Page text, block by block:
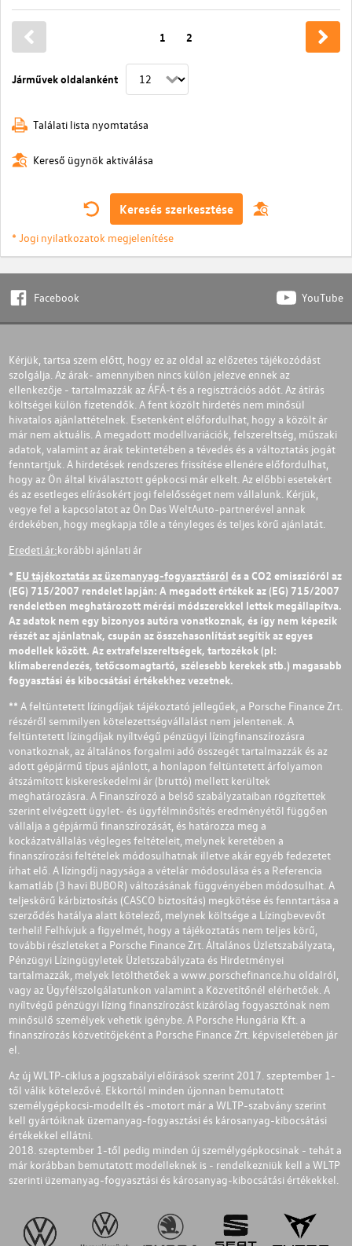
Járművek oldalanként
1 2
Találati lista nyomtatása
Kereső ügynök aktiválása
Keresés szerkesztése
* Jogi nyilatkozatok megjelenítése
Facebook YouTube
Kérjük, tartsa szem előtt, hogy ez az oldal az előzetes tájékozódást
szolgálja. Az árak- amennyiben nincs külön jelezve ennek az
ellenkezője - tartalmazzák az ÁFÁ-t és a regisztrációs adót. Az átírás
költségei külön fizetendők. A fent közölt hirdetés nem minősül
hivatalos ajánlattételnek. Esetenként előfordulhat, hogy a közölt ár
már nem aktuális. A megadott modellvariációk, felszereltség, műszaki
adatok, valamint az árak tekintetében a tévedés és a változtatás jogát
fenntartjuk. A hirdetések rendszeres frissítése ellenére előfordulhat,
hogy az Ön által kiválasztott gépkocsi már elkelt. Az előbbi esetekért
és az esetleges elírásokért jogi felelősséget nem vállalunk. Kérjük,
vegye fel a kapcsolatot az Ön Das WeltAuto-partnerével annak
érdekében, hogy megkapja tőle a tényleges és teljes körű ajánlatát.
Eredeti ár:korábbi ajánlati ár
* EU tájékoztatás az üzemanyag-fogyasztásról és a CO2 emisszióról az
(EG) 715/2007 rendelet lapján: A megadott értékek az (EG) 715/2007
rendeletben meghatározott mérési módszerekkel lettek megállapítva.
Az adatok nem egy bizonyos autóra vonatkoznak, és így nem képezik
részét az ajánlatnak, csupán az összehasonlítást segítik az egyes
modellek között. Az extrafelszereltségek, tartozékok (pl:
klímaberendezés, tetőcsomagtartó, szélesebb kerekek stb.) magasabb
fogyasztási és kibocsátási értékekhez vezetnek.
** A feltüntetett lízingdíjak tájékoztató jellegűek, a Porsche Finance Zrt.
részéről semmilyen kötelezettségvállalást nem jelentenek. A
feltüntetett lízingdíjak nyíltvégű pénzügyi lízingfinanszírozásra
vonatkoznak, az általános forgalmi adó összegét tartalmazzák és az
adott gépjármű típus ajánlott, a honlapon feltüntetett árfolyamon
átszámított kiskereskedelmi ár (bruttó) mellett kerültek
meghatározásra. A Finanszírozó a belső szabályzataiban rögzítettek
szerint elvégzett ügylet- és ügyfélminősítés eredményétől függően
vállalja a gépjármű finanszírozását, és határozza meg a
kockázatvállalás végleges feltételeit, melynek keretében a
finanszírozási feltételek módosulhatnak illetve akár egyéb fedezetet
írhat elő. A lízingdíj nagysága a vételár módosulása és a Referencia
kamatláb (3 havi BUBOR) változásának függvényében módosulhat. A
teljeskörű kárbiztosítás (CASCO biztosítás) megkötése és fenntartása a
szerződés hatálya alatt kötelező, melynek költsége a Lízingbevevőt
terheli! Felhívjuk a figyelmét, hogy a tájékoztatás nem teljes körű,
további részleteket a Porsche Finance Zrt. Általános Üzletszabályzata,
Pénzügyi Lízingügyletek Üzletszabályzata és Hirdetményei
tartalmazzák, melyek letölthetőek a www.porschefinance.hu oldalról,
vagy az Ügyfélszolgálatunkon valamint a Közvetítőnél elérhetőek. A
nyíltvégű pénzügyi lízing finanszírozást kizárólag fogyasztónak nem
minősülő személyek vehetik igénybe. A Porsche Hungária Kft. a
finanszírozás közvetítőjeként a Porsche Finance Zrt. képviseletében jár
el.
Az új WLTP-ciklus a jogszabályi előírások szerint 2017. szeptember 1-
től válik kötelezővé. Ekkortól minden újonnan bemutatott
személygépkocsi-modellt és -motort már a WLTP-szabvány szerint
kell gyártóiknak üzemanyag-fogyasztási és károsanyag-kibocsátási
értékekkel ellátni.
2018. szeptember 1-től pedig minden új személygépkocsinak - tehát a
már korábban bemutatott modelleknek is - rendelkezniük kell a WLTP
szerinti üzemanyag-fogyasztási és károsanyag-kibocsátási értékekkel.